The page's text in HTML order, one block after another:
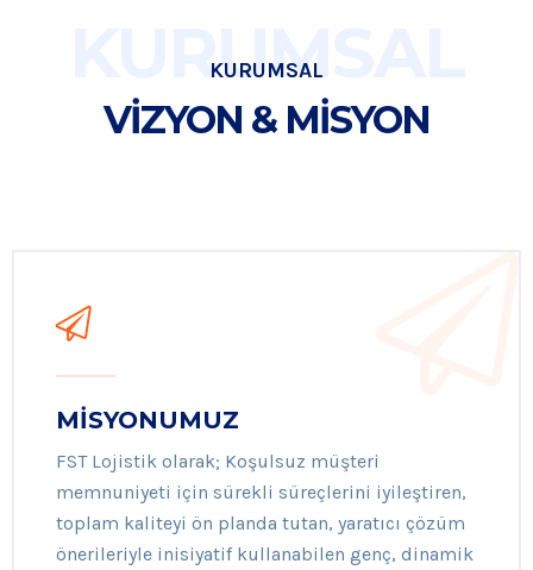
KURUMSAL
VİZYON & MİSYON
KURUMSAL
MİSYONUMUZ
FST Lojistik olarak; Koşulsuz müşteri
memnuniyeti için sürekli süreçlerini iyileştiren,
toplam kaliteyi ön planda tutan, yaratıcı çözüm
önerileriyle inisiyatif kullanabilen genç, dinamik